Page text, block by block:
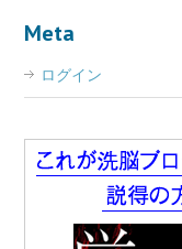
Meta
ログイン